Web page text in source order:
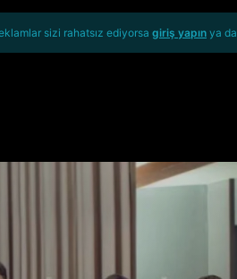
sizi rahatsız ediyorsa giriş yapın ya da